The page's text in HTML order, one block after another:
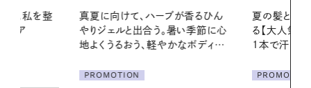
が香るひん
い季節に心
夏の髪と心が瞬時にリフレッシュす
る【大人気のドライシャンプー】 この
1本で汗ばむ季節も一日中心地よく
PROMOTION
お出かけ前
の一日。汗ば
に過ごす私